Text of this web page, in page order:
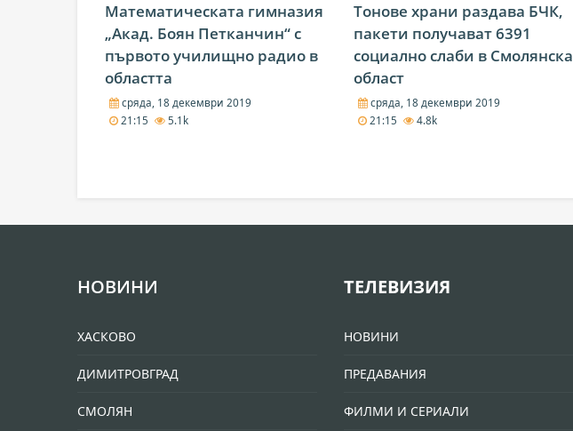
Математическата гимназия
„Акад. Боян Петканчин“ с
първото училищно радио в
областта
сряда, 18 декември 2019
21:15
5.1k
Тонове храни раздава БЧК,
пакети получават 6391
социално слаби в Смолянска
област
сряда, 18 декември 2019
21:15
4.8k
НОВИНИ
ХАСКОВО
ДИМИТРОВГРАД
СМОЛЯН
ТЕЛЕВИЗИЯ
НОВИНИ
ПРЕДАВАНИЯ
ФИЛМИ И СЕРИАЛИ